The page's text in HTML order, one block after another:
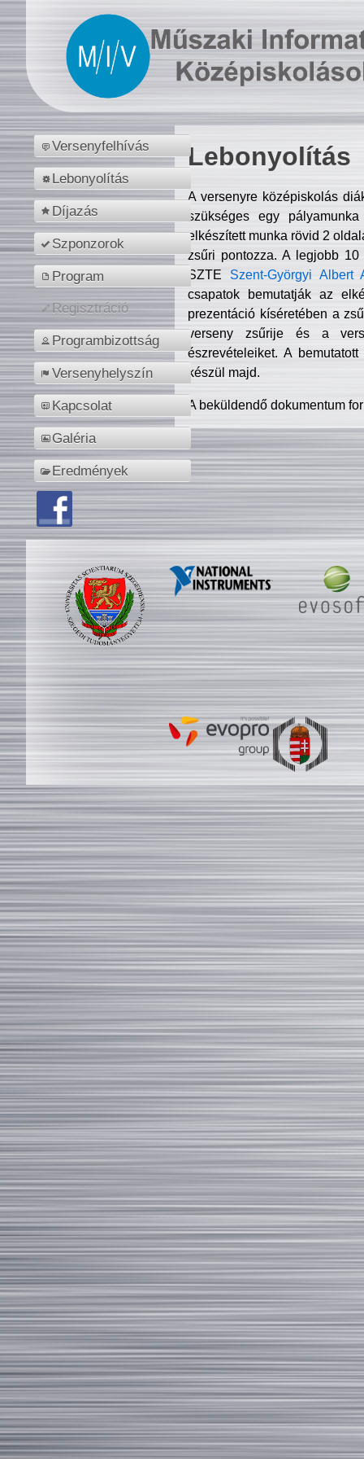
Versenyfelhívás
Lebonyolítás
Díjazás
Szponzorok
Program
Regisztráció
Programbizottság
Versenyhelyszín
Kapcsolat
Galéria
Eredmények
Lebonyolítás
A versenyre középiskolás
szükséges egy
elkészített munka rövid 2
zsűri pontozza. A legjobb
SZTE Szent-Györgyi Albert
csapatok bemutatják az
prezentáció kíséretében a
verseny zsűrije és a
észrevételeiket. A
készül majd.
A beküldendő dokumentum